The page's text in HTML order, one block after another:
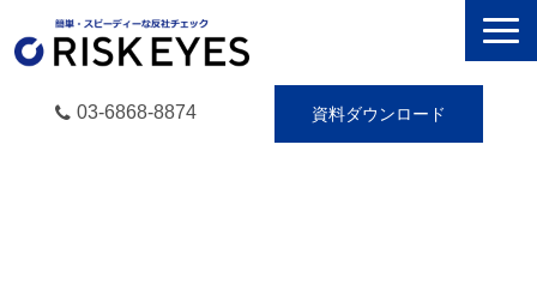
03-6868-8874 資料ダウンロード